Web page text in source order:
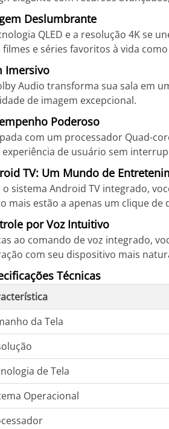
Deslumbrante
QLED e a resolução 4K se
filmes e séries favoritos à vida
Imersivo
Audio transforma sua sala em
de imagem excepcional.
Poderoso
com um processador Quad-
experiência de usuário sem
TV: Um Mundo de
o sistema Android TV integrado,
mais estão a apenas um clique de
por Voz Intuitivo
ao comando de voz integrado,
com seu dispositivo mais
Técnicas
da Tela
de Tela
Operacional